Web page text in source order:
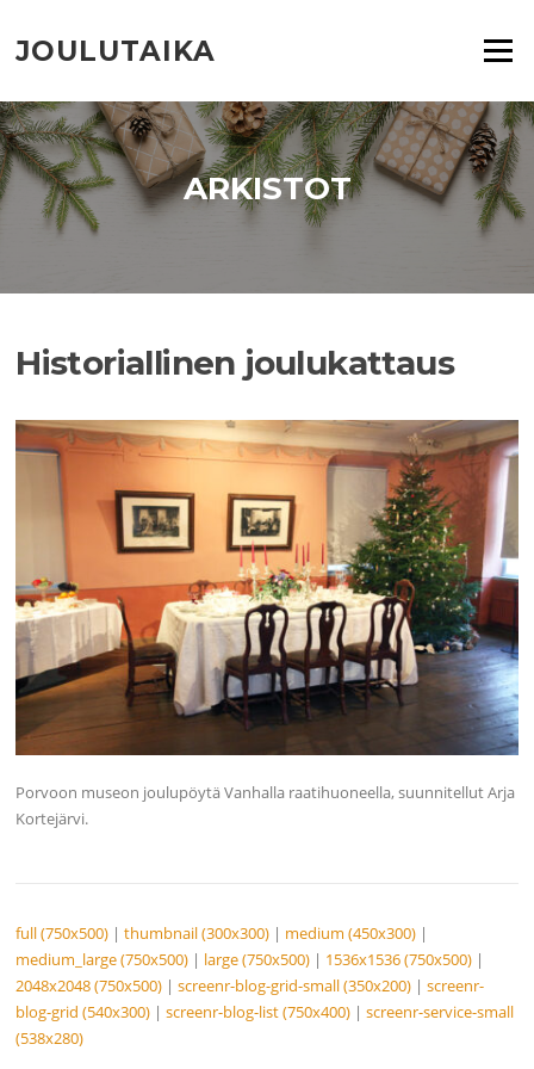
suoraan
sisältöön
JOULUTAIKA Valikko
ARKISTOT
Historiallinen joulukattaus
Porvoon museon joulupöytä Vanhalla raatihuoneella, suunnitellut Arja
Kortejärvi.
full (750x500) |thumbnail (300x300) | medium (450x300) |
medium_large (750x500) | large (750x500) | 1536x1536 (750x500) |
2048x2048 (750x500) |screenr-blog-grid-small (350x200) |screenr-
blog-grid (540x300) |screenr-blog-list (750x400) |screenr-service-small
(538x280)